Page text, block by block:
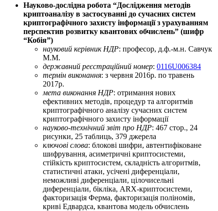
Науково-дослiдна робота “Дослідження методів
криптоаналізу в застосуванні до сучасних систем
криптографічного захисту інформації з урахуванням
перспектив розвитку квантових обчислень” (шифр
“Кобія”)
науковий керівник НДР: професор, д.ф.-м.н. Савчук
М.М.
державний реєстраційний номер: 0116U006384
термін виконання: з червня 2016р. по травень
2017р.
мета виконання НДР: отримання нових
ефективних методів, процедур та алгоритмів
криптографічного аналізу сучасних систем
криптографічного захисту інформації
науково-технічний звіт про НДР: 467 стор., 24
рисунки, 25 таблиць, 379 джерела
ключові слова: блокові шифри, автентифіковане
шифрування, асиметричні криптосистеми,
стійкість криптосистем, складність алгоритмів,
статистичні атаки, усічені диференціали,
неможливі диференціали, цілочисельні
диференціали, бікліка, ARX-криптосистеми,
факторизація Ферма, факторизація поліномів,
криві Едвардса, квантова модель обчислень